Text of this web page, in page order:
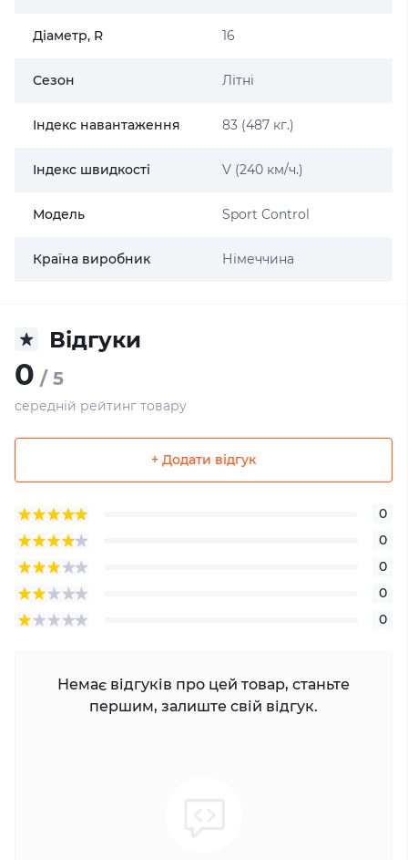
Діаметр, R 16
Сезон Літні
Індекс навантаження 83 (487 кг.)
Індекс швидкості V (240 км/ч.)
Модель Sport Control
Країна виробник Німеччина
Відгуки
0 / 5
середній рейтинг товару
+ Додати відгук
0
0
0
0
0
Немає відгуків про цей товар, станьте
першим, залиште свій відгук.